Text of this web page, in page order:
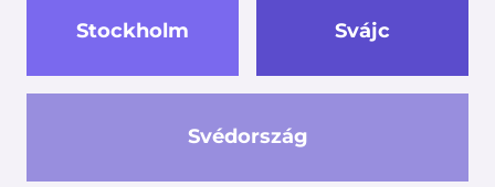
Stockholm Svájc
Svédország